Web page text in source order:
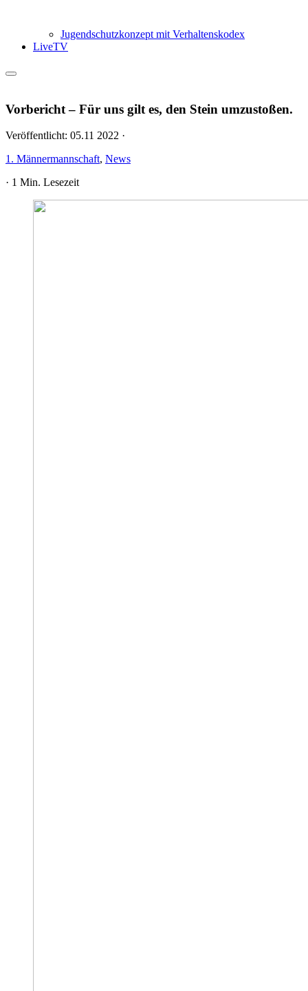
Jugendschutzkonzept mit Verhaltenskodex
LiveTV
Vorbericht – Für uns gilt es, den Stein umzustoßen.
Veröffentlicht: 05.11 2022 ·
1. Männermannschaft, News
· 1 Min. Lesezeit